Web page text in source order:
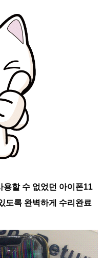
용할 수 없었던 아이폰11
도록 완벽하게 수리완료